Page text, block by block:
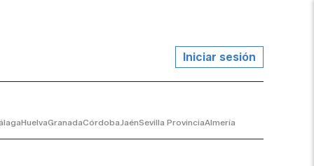
Iniciar sesión
HuelvaGranadaCórdobaJaénSevilla ProvinciaAlmería